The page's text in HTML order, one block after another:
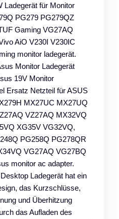
Ladegerät für Monitor
PG279 PG279QZ
Gaming VG27AQ
AiO V230I V230IC
monitor ladegerät.
Monitor Ladegerät
19V Monitor
Ersatz Netzteil für ASUS
MX27UC MX27UQ
VZ27AQ MX32VQ
XG35V VG32VQ,
PG258Q PG278QR
VG27AQ VG27BQ
monitor ac adapter.
Ladegerät hat ein
das Kurzschlüsse,
und Überhitzung
das Aufladen des